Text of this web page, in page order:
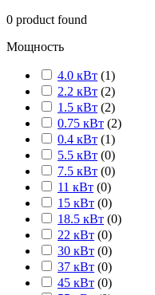
0 product found
Мощность
4.0 кВт (1)
2.2 кВт (2)
1.5 кВт (2)
0.75 кВт (2)
0.4 кВт (1)
5.5 кВт (0)
7.5 кВт (0)
11 кВт (0)
15 кВт (0)
18.5 кВт (0)
22 кВт (0)
30 кВт (0)
37 кВт (0)
45 кВт (0)